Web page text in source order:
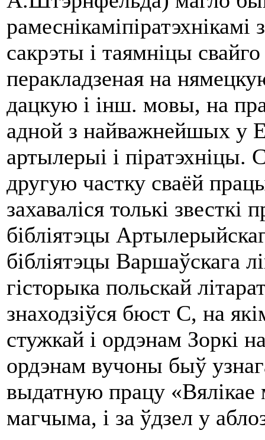
сакрэты i таямніцы
перакладзеная на
дацкую i інш. мовы, на
ад­ной з найважнейшых у
артылерыі i піратэхніцы.
другую частку сваёй
захаваліся толькі звесткі
бібліятэцы
бібліятэцы Варшаўскага
гісторыка польскай
знаходзіўся бюст С, на
стужкай i ордэнам Зоркі
ор­дэнам вучоны быў
выдатную працу «Вялікае
магчыма, i за ўдзел у